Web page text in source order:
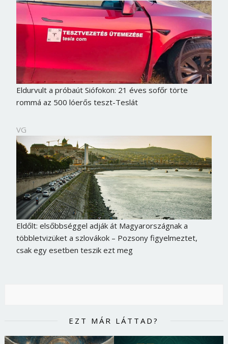
Eldurvult a próbaút Siófokon: 21 éves sofőr törte
rommá az 500 lóerős teszt-Teslát
VG
Eldőlt: elsőbbséggel adják át Magyarországnak a
többletvizüket a szlovákok – Pozsony figyelmeztet,
csak egy esetben teszik ezt meg
EZT MÁR LÁTTAD?